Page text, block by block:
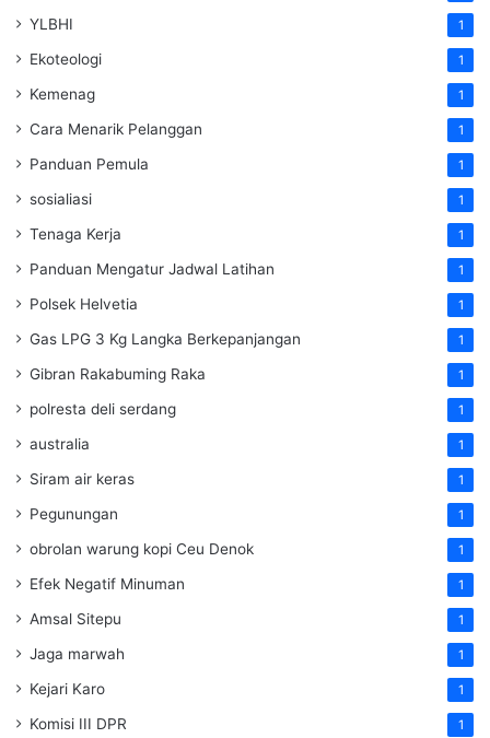
YLBHI 1
Ekoteologi 1
Kemenag 1
Cara Menarik Pelanggan 1
Panduan Pemula 1
sosialiasi 1
Tenaga Kerja 1
Panduan Mengatur Jadwal Latihan 1
Polsek Helvetia 1
Gas LPG 3 Kg Langka Berkepanjangan 1
Gibran Rakabuming Raka 1
polresta deli serdang 1
australia 1
Siram air keras 1
Pegunungan 1
obrolan warung kopi Ceu Denok 1
Efek Negatif Minuman 1
Amsal Sitepu 1
Jaga marwah 1
Kejari Karo 1
Komisi III DPR 1